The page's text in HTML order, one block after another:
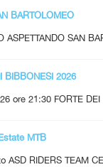
BARTOLOMEO
ASPETTANDO SAN
BIBBONESI 2026
ore 21:30 FORTE DEI
MTB
ASD RIDERS TEAM